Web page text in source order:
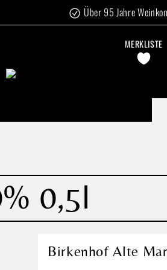
Über 95 Jahre
MERKLISTE
0,5l
Birkenhof Alte